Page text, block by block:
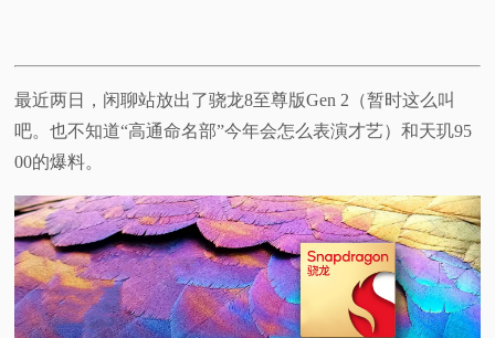
最近两日，闲聊站放出了骁龙8至尊版Gen 2（暂时这么叫
吧。也不知道“高通命名部”今年会怎么表演才艺）和天玑95
00的爆料。